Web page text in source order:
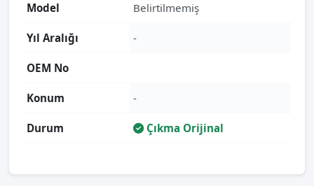
Model Belirtilmemiş
Yıl Aralığı -
OEM No
Konum -
Durum Çıkma Orijinal